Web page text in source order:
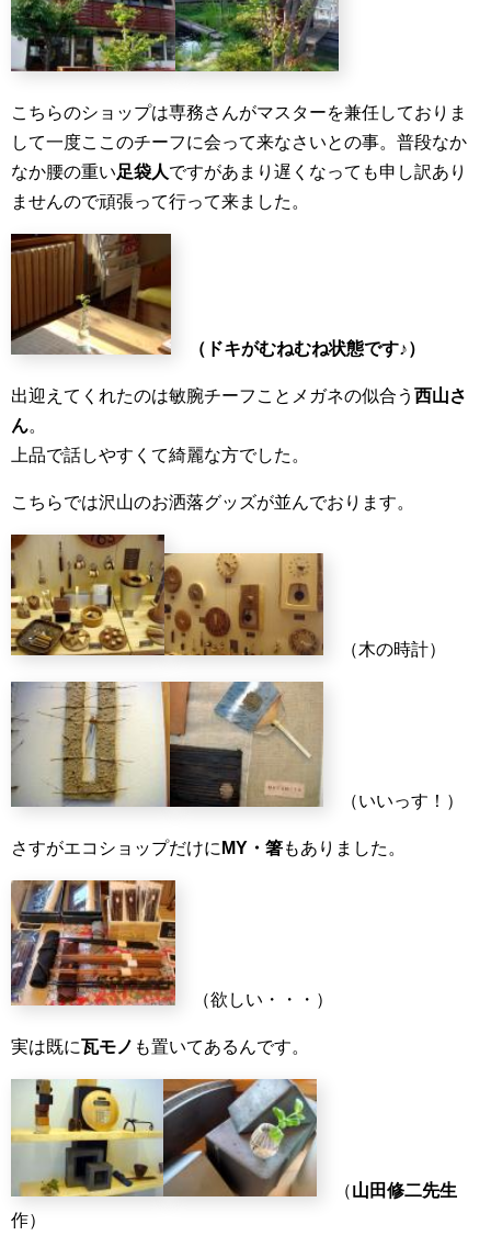
こちらのショップは専務さんがマスターを兼任しておりま
して一度ここのチーフに会って来なさいとの事。普段なか
なか腰の重い足袋人ですがあまり遅くなっても申し訳あり
ませんので頑張って行って来ました。
（ドキがむねむね状態です♪）
出迎えてくれたのは敏腕チーフことメガネの似合う 西山さ
ん。
上品で話しやすくて綺麗な方でした。
こちらでは沢山のお洒落グッズが並んでおります。
（木の時計）
（いいっす！）
さすがエコショップだけに MY・箸もありました。
（欲しい・・・）
実は既に瓦モノ も置いてあるんです。
（山田修二先生
作）